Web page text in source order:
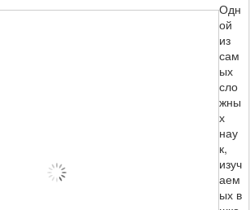
Одн
ой
из
сам
ых
сло
жны
х
нау
к,
изуч
аем
ых в